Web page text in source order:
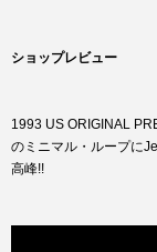
ショップレビュー
1993 US ORIGINAL
のミニマル・ループに
高峰!!